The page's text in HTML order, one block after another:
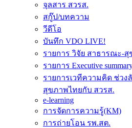
จุลสาร สวรส.
สกู๊ป/บทความ
วีดีโอ
บันทึก VDO LIVE!
รายการ วิจัย สาธารณะ-สุ
รายการ Executive
รายการเวทีความคิด ช่ว
สุขภาพไทยกับ สวรส.
e-learning
การจัดการความรู้(KM)
การถ่ายโอน รพ.สต.